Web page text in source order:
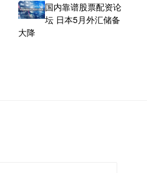
国内靠谱股票配资论
坛 日本5月外汇储备
大降